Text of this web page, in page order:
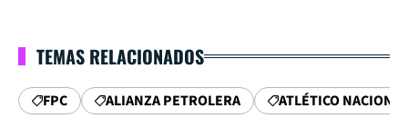
TEMAS RELACIONADOS
FPC ALIANZA PETROLERA ATLÉTICO NACIONAL